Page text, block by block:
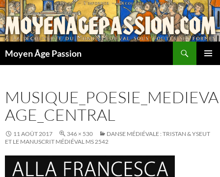
Aller
au
contenu
Moyen Âge Passion
AGE_CENTRAL
11 AOÛT 2017 346 × 530
DANSE MÉDIÉVALE : TRISTAN & YSEUT
ET LE MANUSCRIT MÉDIÉVAL MS 2542